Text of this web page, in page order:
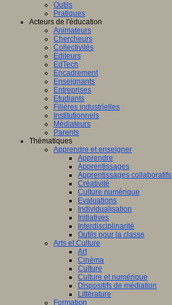
Outils
Pratiques
Acteurs de l'éducation
Animateurs
Chercheurs
Collectivités
Editeurs
EdTech
Encadrement
Enseignants
Entreprises
Etudiants
Filières industrielles
Institutionnels
Médiateurs
Parents
Thématiques
Apprendre et enseigner
Apprendre
Apprentissages
Apprentissages collaboratifs
Créativité
Culture numérique
Evaluations
Individualisation
Initiatives
Interdisciplinarité
Outils pour la classe
Arts et Culture
Art
Cinéma
Culture
Culture et numérique
Dispositifs de médiation
Littérature
Formation